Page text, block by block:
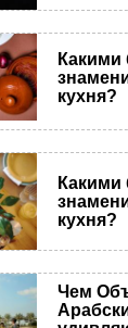
кухня?
кухня?
Чем